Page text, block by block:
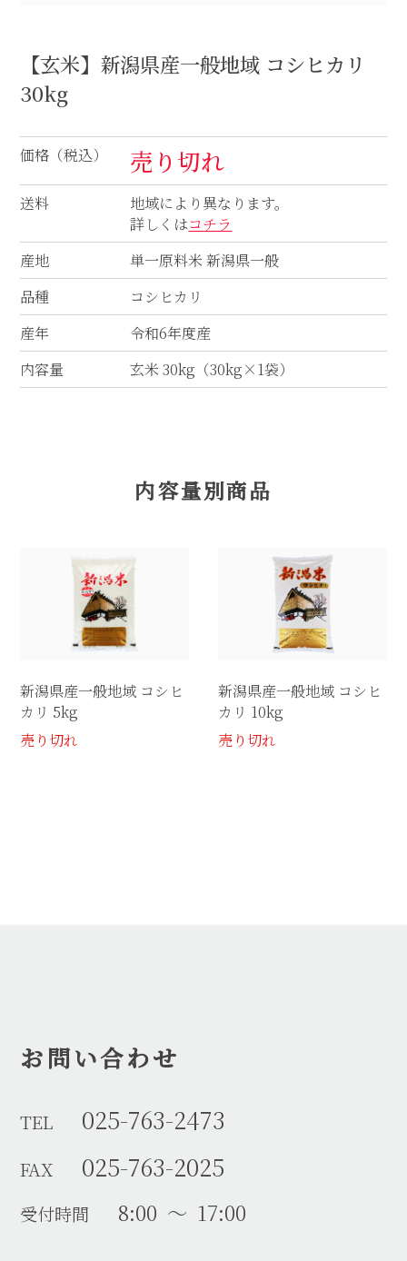
【玄米】新潟県産一般地域 コシヒカリ
30kg
価格（税込） 売り切れ
送料
地域により異なります。
詳しくはコチラ
産地
単一原料米 新潟県一般
品種
コシヒカリ
産年
令和6年度産
内容量
玄米 30kg（30kg×1袋）
内容量別商品
新潟県産一般地域 コシヒ
カリ 5kg
売り切れ
新潟県産一般地域 コシヒ
カリ 10kg
売り切れ
TEL 025-763-2473
FAX 025-763-2025
受付時間 8:00 ～ 17:00
お問い合わせ